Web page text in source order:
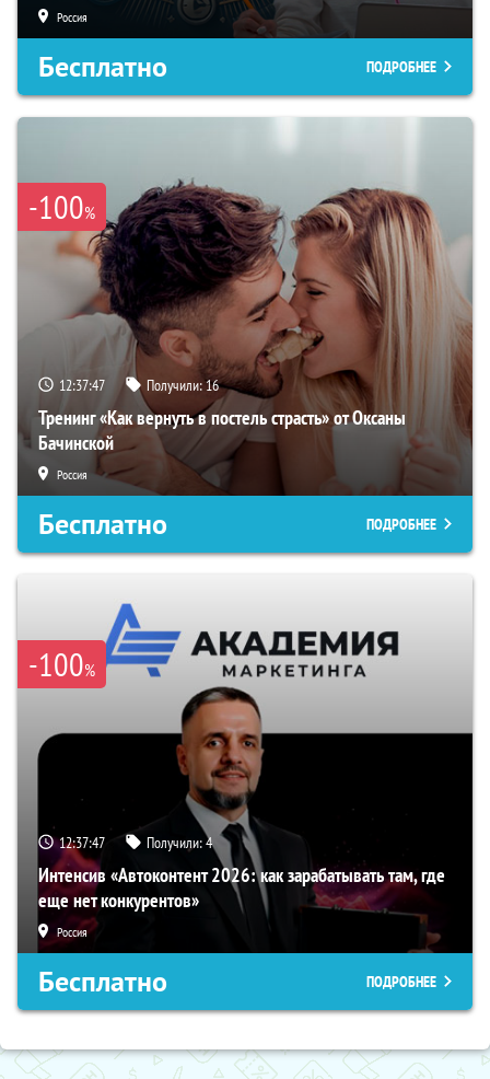
Россия
Бесплатно ПОДРОБНЕЕ
-100%
12:37:45 Получили:16
Тренинг «Как вернуть в постель страсть» от Оксаны
Бачинской
Россия
Бесплатно ПОДРОБНЕЕ
-100%
12:37:45 Получили:4
Интенсив «Автоконтент 2026: как зарабатывать там, где
еще нет конкурентов»
Россия
Бесплатно ПОДРОБНЕЕ